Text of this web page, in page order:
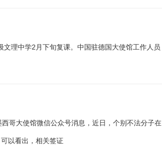
理中学2月下旬复课。中国驻德国大使馆工作人员
哥大使馆微信公众号消息，近日，个别不法分子在
以看出，相关签证